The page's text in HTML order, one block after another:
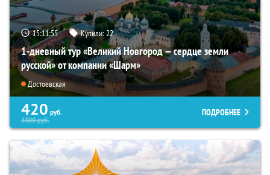
15:11:54 Купили:22
1-дневный тур «Великий Новгород — сердце земли
русской» от компании «Шарм»
Достоевская
420 руб.
3300руб.
ПОДРОБНЕЕ